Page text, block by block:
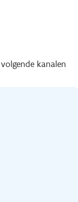
kanalen